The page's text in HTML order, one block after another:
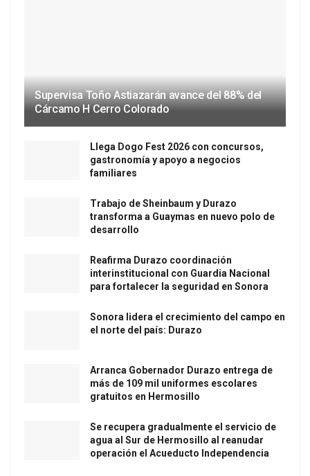
Supervisa Toño Astiazarán avance del 88% del
Cárcamo H Cerro Colorado
Llega Dogo Fest 2026 con concursos,
gastronomía y apoyo a negocios
familiares
Trabajo de Sheinbaum y Durazo
transforma a Guaymas en nuevo polo de
desarrollo
Reafirma Durazo coordinación
interinstitucional con Guardia Nacional
para fortalecer la seguridad en Sonora
Sonora lidera el crecimiento del campo en
el norte del país: Durazo
Arranca Gobernador Durazo entrega de
más de 109 mil uniformes escolares
gratuitos en Hermosillo
Se recupera gradualmente el servicio de
agua al Sur de Hermosillo al reanudar
operación el Acueducto Independencia